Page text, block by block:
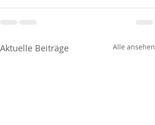
Aktuelle Beiträge Alle ansehen